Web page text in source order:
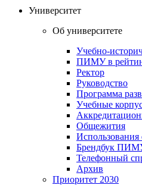
Университет
Об университете
Учебно-
ПИМУ в
Ректор
Руководство
Программа
Учебные
Общежития
Использования
Брендбук
Телефонный
Архив
Приоритет 2030